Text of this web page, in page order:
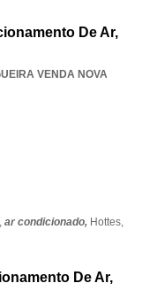
De Ar,
VENDA NOVA
ar condicionado, Hottes,
De Ar,